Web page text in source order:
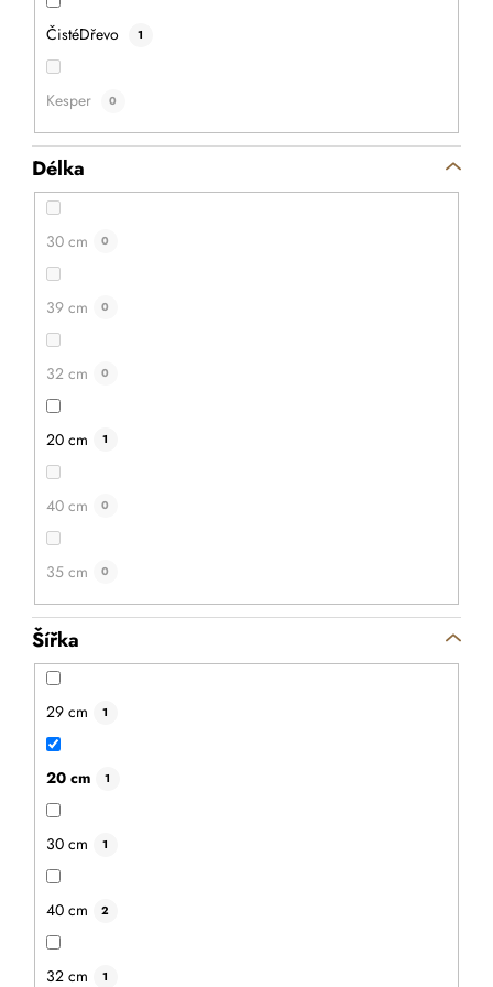
ČistéDřevo 1
Kesper 0
Délka
30 cm 0
39 cm 0
32 cm 0
20 cm 1
40 cm 0
35 cm 0
Šířka
29 cm 1
20 cm 1
30 cm 1
40 cm 2
32 cm 1